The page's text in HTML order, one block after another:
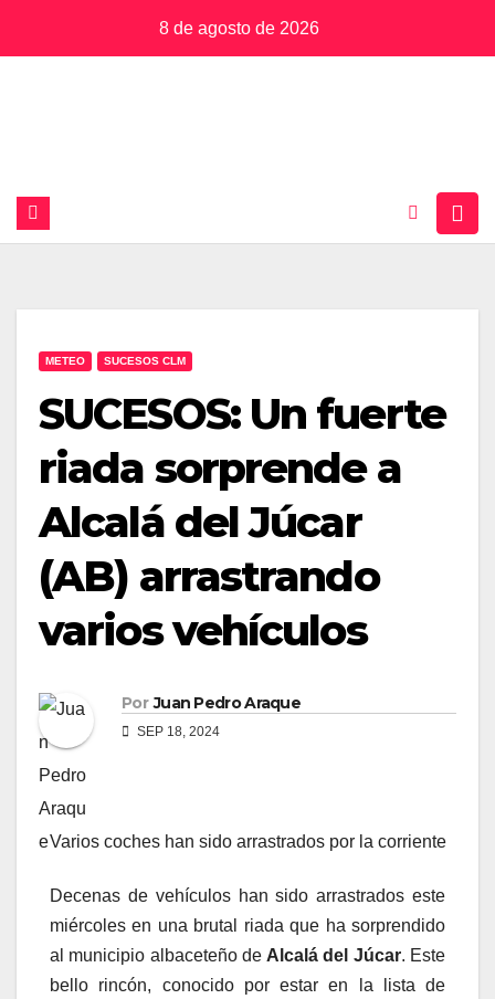
8 de agosto de 2026
METEO SUCESOS CLM
SUCESOS: Un fuerte
riada sorprende a
Alcalá del Júcar
(AB) arrastrando
varios vehículos
Por Juan Pedro Araque
SEP 18, 2024
Varios coches han sido arrastrados por la corriente
Decenas de vehículos han sido arrastrados este
miércoles en una brutal riada que ha sorprendido
al municipio albaceteño de Alcalá del Júcar. Este
bello rincón, conocido por estar en la lista de